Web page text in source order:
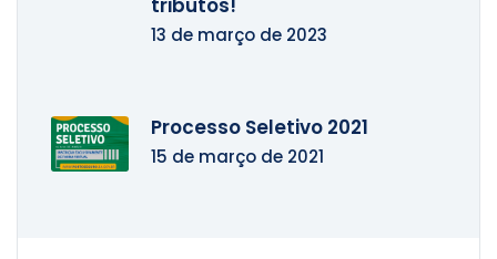
13 de março de 2023
Processo Seletivo 2021
15 de março de 2021